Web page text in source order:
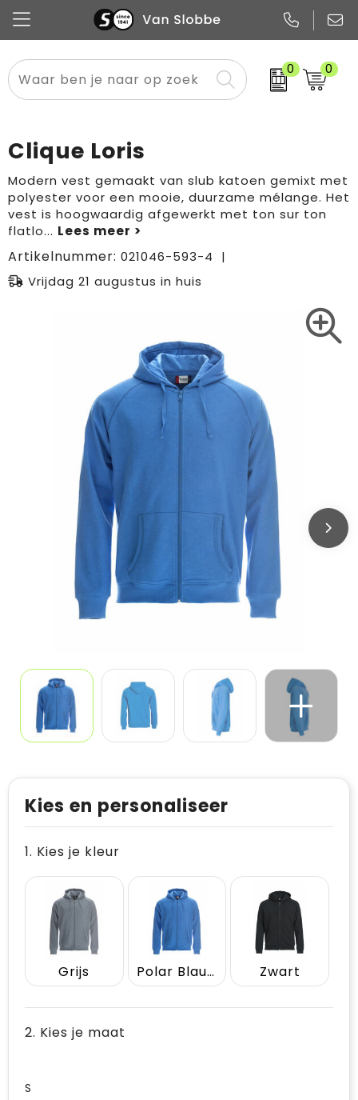
0 0
Alle categorieën
Snoep
Promo
Pennen
Notitieboekjes
Papier
Flessen
Glazen en karaffen
Merken
Meest gekozen
Sportkleding
Overig textiel
Boodschappen- en draagtassen
Sport & vrije tijd
Rugzakken
Clique Loris
Modern vest gemaakt van slub katoen gemixt met
polyester voor een mooie, duurzame mélange. Het
vest is hoogwaardig afgewerkt met ton sur ton
flatlo...
Artikelnummer: 021046-593-4
Vrijdag 21 augustus in huis
Kies en personaliseer
1. Kies je kleur
Grijs Polar Blauw Zwart
2. Kies je maat
S